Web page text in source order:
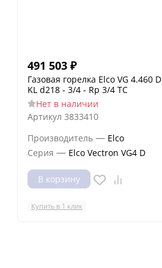
491 503 ₽
Газовая горелка Elco VG 4.460 D
KL d218 - 3/4 - Rp 3/4 TC
Нет в наличии
Артикул 3833410
Производитель — Elco
Серия — Elco Vectron VG4 D
В корзину
Купить в 1 клик